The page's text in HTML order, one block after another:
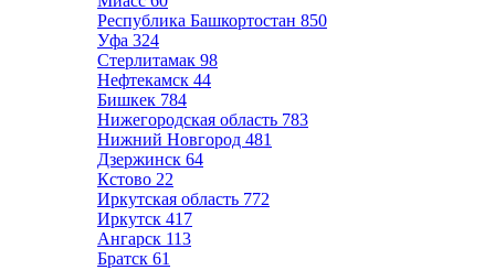
Республика Башкортостан 850
Уфа 324
Стерлитамак 98
Нефтекамск 44
Бишкек 784
Нижегородская область 783
Нижний Новгород 481
Дзержинск 64
Кстово 22
Иркутская область 772
Иркутск 417
Ангарск 113
Братск 61